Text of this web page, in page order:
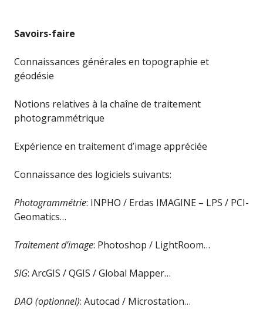
Savoirs-faire
Connaissances générales en topographie et
géodésie
Notions relatives à la chaîne de traitement
photogrammétrique
Expérience en traitement d’image appréciée
Connaissance des logiciels suivants:
Photogrammétrie: INPHO / Erdas IMAGINE – LPS / PCI-
Geomatics…
Traitement d’image: Photoshop / LightRoom…
SIG: ArcGIS / QGIS / Global Mapper…
DAO (optionnel): Autocad / Microstation…